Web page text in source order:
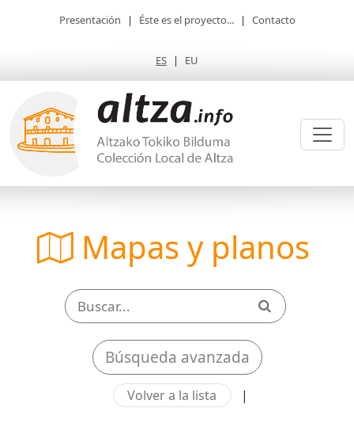
Presentación | Éste es el proyecto... | Contacto
ES | EU
Mapas y planos
Búsqueda avanzada
Volver a la lista |